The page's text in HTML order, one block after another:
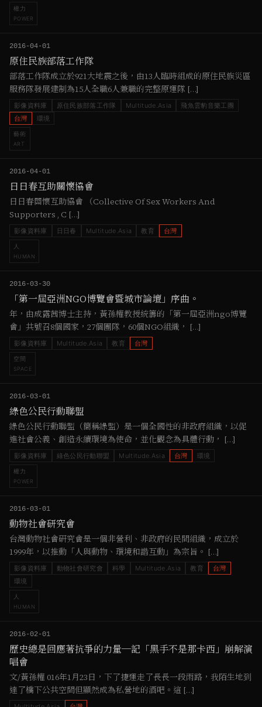
權力
POWER
2016-04-01
原住民族部落工作隊
部落工作隊成立於921大地震之後，由13人臨時組成的原住民族災區
服務隊發展建制為15人全職6人兼職的完整原運隊 […]
影像資料庫 原住民族部落工作隊 Multitude.Asia
飛魚雲豹音樂工團
台灣
環境
藝術
ART
2016-04-01
日日春互助關懷協會
日日春關懷互助協會 （Collective Of Sex Workers And
Supporters , C […]
影像資料庫 日日春 Multitude.Asia 教育 台灣
人
HUMAN
2016-03-30
「第一屆亞洲NGO博覽會暨城市論壇」序曲。
年，由成露茜博士主持，黃孫權教授統籌的「第一屆亞洲ngo博覽
會」共號召8個國家，27個團隊，60個NGO組織， […]
影像資料庫 Multitude.Asia 教育 台灣
空間
SPACE
2016-03-01
綠色公民行動聯盟
綠色公民行動聯盟（簡稱綠盟）是一個全國性的非政府組織，以促
進社會公義、創造永續環境為使命，並化觀念為具體行動， […]
影像資料庫 綠色公民行動聯盟 Multitude.Asia 台灣 環境
權力
POWER
2016-03-01
動物社會研究會
台灣動物社會研究會是一個非營利、非政府的民間組織，成立於
1999年，以推動「人與動物、環境和諧互動」為宗旨。 […]
影像資料庫 動物社會研究會 科學 Multitude.Asia 教育
台灣
環境
人
HUMAN
2016-02-01
歷史總是回應著抗爭的力量─記「黑手不是那卡西」崩解演
唱會
文/黃孫權 016年1月23日，下了捷運走了長長一段雨路，我陌生地到
達了橋下公共空間但顯然成為私營地的酒吧。這 […]